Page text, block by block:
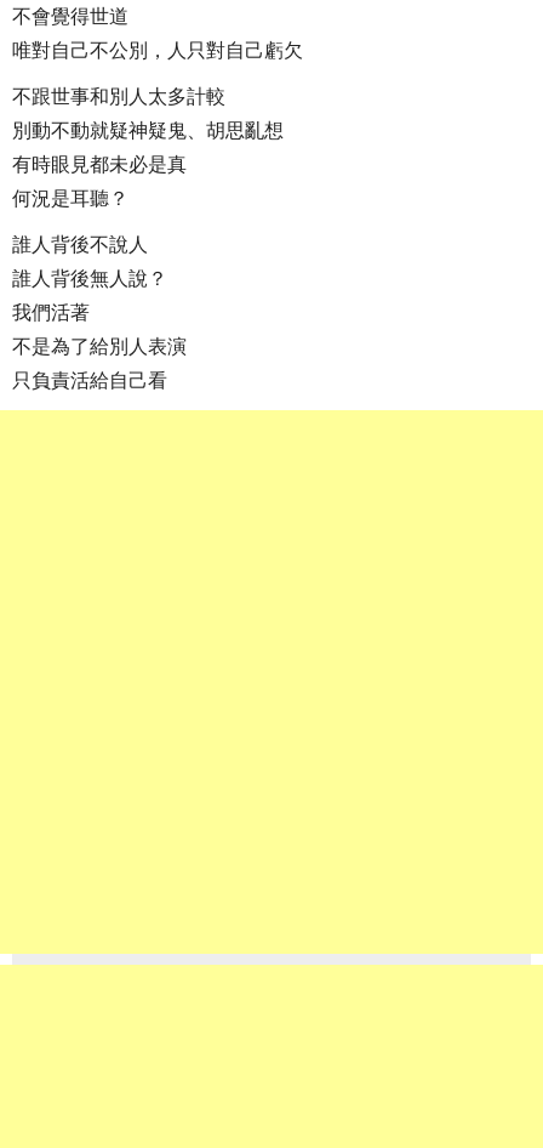
不會覺得世道
唯對自己不公別，人只對自己虧欠
不跟世事和別人太多計較
別動不動就疑神疑鬼、胡思亂想
有時眼見都未必是真
何況是耳聽？
誰人背後不說人
誰人背後無人說？
我們活著
不是為了給別人表演
只負責活給自己看